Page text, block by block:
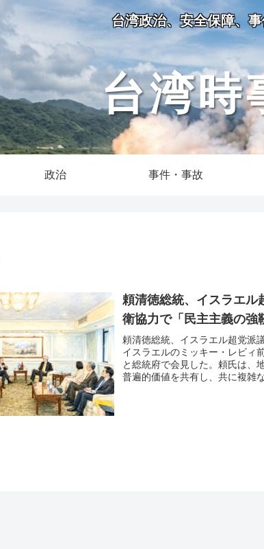
台湾政治、安全保障、
台湾時
政治 事件・事故
頼清徳総統、イスラエ
衛協力で「民主主義の強
頼清徳総統、イスラエル超党派
イスラエルのミッキー・レビィ
と総統府で会見した。頼氏は、
普遍的価値を共有し、共に複雑